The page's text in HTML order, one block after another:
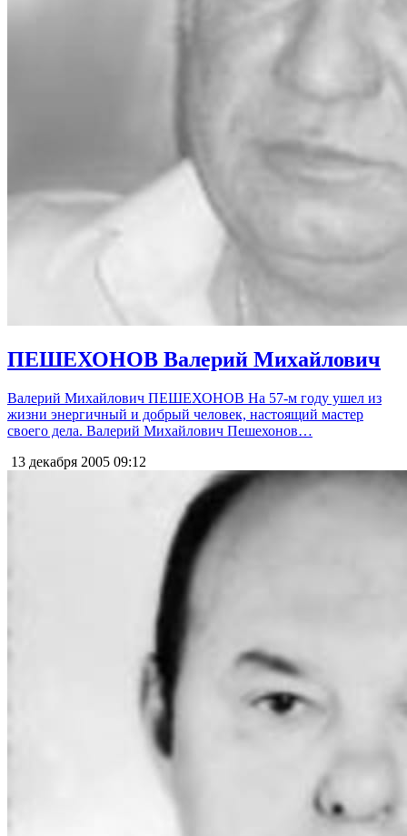
ПЕШЕХОНОВ Валерий Михайлович
Валерий Михайлович ПЕШЕХОНОВ На 57-м году ушел из
жизни энергичный и добрый человек, настоящий мастер
своего дела. Валерий Михайлович Пешехонов…
13 декабря 2005 09:12